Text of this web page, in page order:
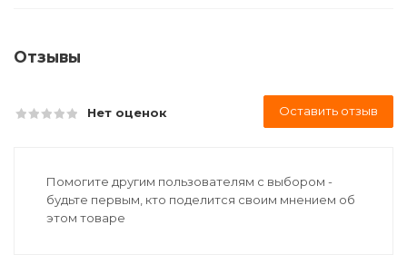
Отзывы
Нет оценок Оставить отзыв
Помогите другим пользователям с выбором -
будьте первым, кто поделится своим мнением об
этом товаре